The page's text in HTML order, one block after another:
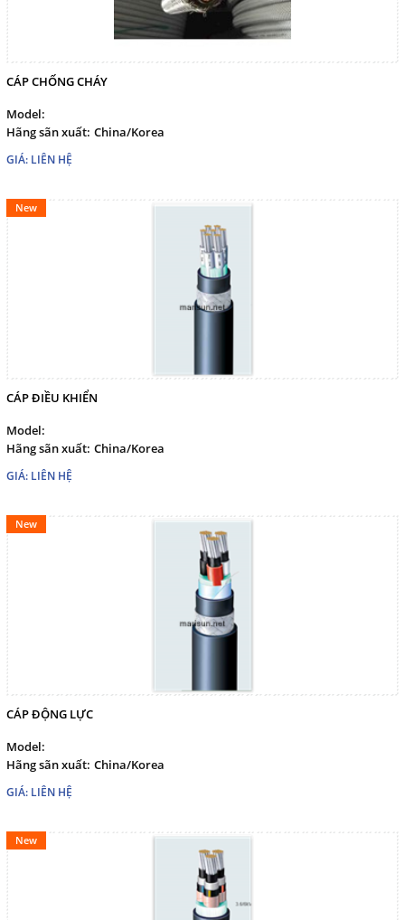
CÁP CHỐNG CHÁY
Model:
Hãng sãn xuất: China/Korea
GIÁ: LIÊN HỆ
New
CÁP ĐIỀU KHIỂN
Model:
Hãng sãn xuất: China/Korea
GIÁ: LIÊN HỆ
New
CÁP ĐỘNG LỰC
Model:
Hãng sãn xuất: China/Korea
GIÁ: LIÊN HỆ
New